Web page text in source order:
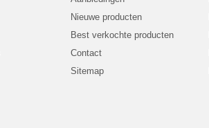
Nieuwe producten
Best verkochte producten
Contact
Sitemap